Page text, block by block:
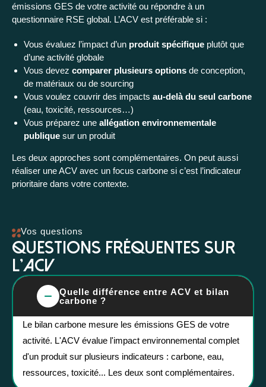
émissions GES de votre activité ou répondre à un
questionnaire RSE global. L’ACV est préférable si :
Vous évaluez l’impact d’un produit spécifique plutôt que
d’une activité globale
Vous devez comparer plusieurs options de conception,
de matériaux ou de sourcing
Vous voulez couvrir des impacts au-delà du seul carbone
(eau, toxicité, ressources…)
Vous préparez une allégation environnementale
publique sur un produit
Les deux approches sont complémentaires. On peut aussi
réaliser une ACV avec un focus carbone si c’est l’indicateur
prioritaire dans votre contexte.
Vos questions
Questions fréquentes sur
l'ACV
Quelle différence entre ACV et bilan
carbone ?
Le bilan carbone mesure les émissions GES de votre
activité. L'ACV évalue l'impact environnemental complet
d'un produit sur plusieurs indicateurs : carbone, eau,
ressources, toxicité... Les deux sont complémentaires.